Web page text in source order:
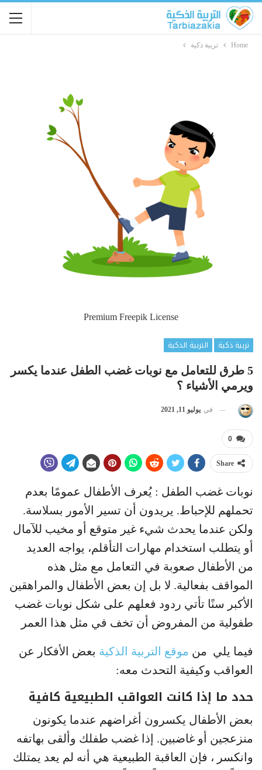
Home تربية ذكية
Premium Freepik License
تربية ذكية
التربية الذكية
5 طرق للتعامل مع نوبات غضب الطفل عندما يكسر
ويرمي الأشياء ؟
في يوليو 11, 2021
0
Share
نوبات غضب الطفل : يُعرف الأطفال عمومًا بعدم
تحملهم للإحباط. يريدون أن تسير الأمور بسلاسة.
ولكن عندما يحدث شيء غير متوقع أو مخيب للآمال
أو يتطلب استخدام مهارات التأقلم، يواجه العديد
من الأطفال صعوبة في التعامل مع مثل هذه
المواقف بفعالية. لا بل إن بعض الأطفال والمراهقين
الأكبر سنًا تأتي ردود فعلهم على شكل نوبات غضب
طفولية من المفروض أن تخف في مثل هذا العمر
فيما يلي من موقع التربية الذكية بعض الأفكار عن
العواقب وكيفية التحدث معه:
حدد ما إذا كانت العواقب الطبيعية كافية
بعض الأطفال يكسرون أغراضهم عندما يكونون
منزعجين أو غاضبين. إذا غضب طفلك وألقى بهاتفه
وانكسر ، فإن العاقبة الطبيعية هي أنه لم يعد يمتلك